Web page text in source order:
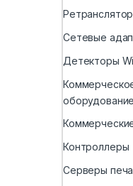
Сетевые
Детекторы
оборудование
Контроллеры
Серверы